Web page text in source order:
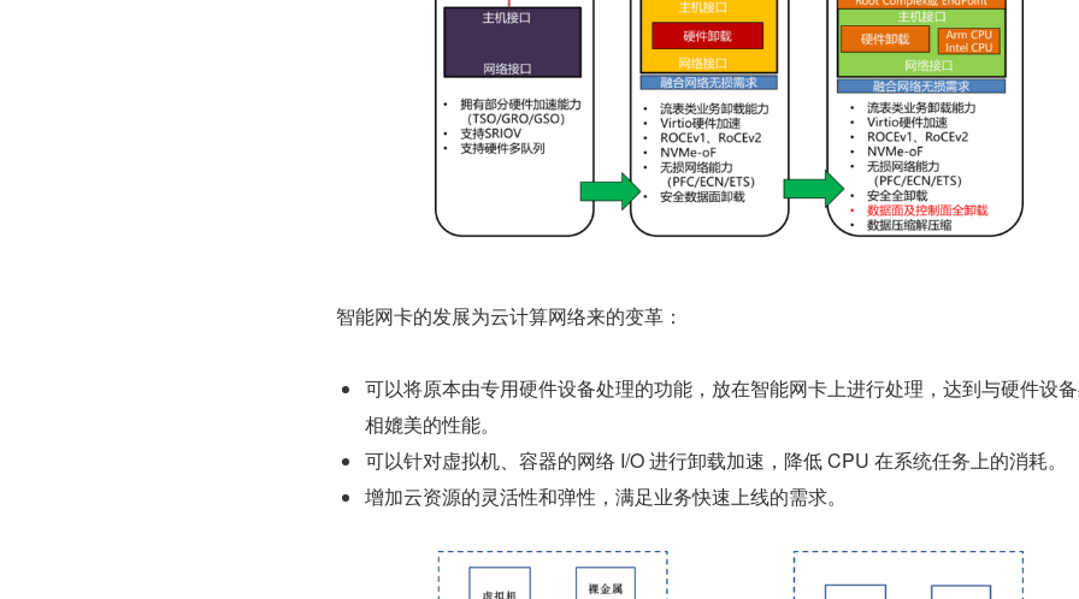
智能网卡的发展为云计算网络来的变革：
可以将原本由专用硬件设备处理的功能，放在智能网卡上进行处理，达到与硬件设
相媲美的性能。
可以针对虚拟机、容器的网络 I/O 进行卸载加速，降低 CPU 在系统任务上的消耗。
增加云资源的灵活性和弹性，满足业务快速上线的需求。